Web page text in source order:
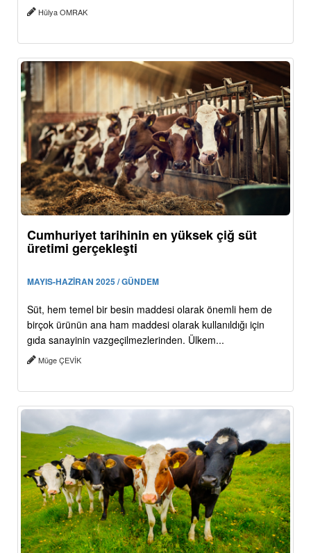
Hülya OMRAK
Cumhuriyet tarihinin en yüksek çiğ süt
üretimi gerçekleşti
MAYIS-HAZİRAN 2025 / GÜNDEM
Süt, hem temel bir besin maddesi olarak önemli hem de
birçok ürünün ana ham maddesi olarak kullanıldığı için
gıda sanayinin vazgeçilmezlerinden. Ülkem...
Müge ÇEVİK